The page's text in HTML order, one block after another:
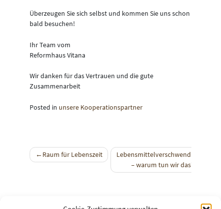
Überzeugen Sie sich selbst und kommen Sie uns schon
bald besuchen!
Ihr Team vom
Reformhaus Vitana
Wir danken für das Vertrauen und die gute
Zusammenarbeit
Posted in unsere Kooperationspartner
Beitragsnavigation
Raum für Lebenszeit
Lebensmittelverschwendung
– warum tun wir das?